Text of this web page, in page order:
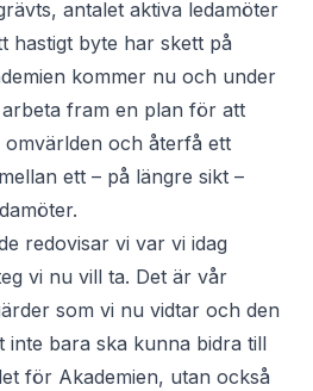
antalet aktiva ledamöter
hastigt byte har skett på
kommer nu och under
fram en plan för att
och återfå ett
ett – på längre sikt –
redovisar vi var vi idag
vi nu vill ta. Det är vår
som vi nu vidtar och den
inte bara ska kunna bidra till
för Akademien, utan också